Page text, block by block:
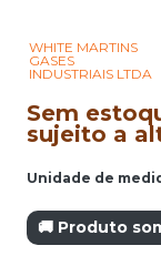
WHITE MARTINS
GASES
INDUSTRIAIS LTDA
Sem
sujeito a
Unidade de
🚚 Produto